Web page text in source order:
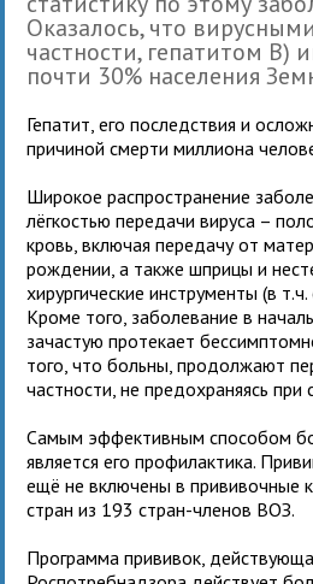
Оказалось, что
частности, гепатитом B)
почти 30% населения
Гепатит, его последствия и
причиной смерти миллиона
Широкое распространение
лёгкостью передачи вируса –
кровь, включая передачу от
рождении, а также шприцы и
хирургические инструменты (в
Кроме того, заболевание в
зачастую протекает
того, что больны, продолжают
частности, не предохраняясь при
Самым эффективным способом
является его профилактика.
ещё не включены в прививочные
стран из 193 стран-членов ВОЗ.
Программа прививок,